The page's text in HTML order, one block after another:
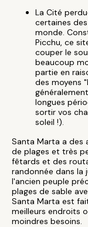
La Cité
certaines
monde.
Picchu, ce
couper le
beaucoup
partie en
des moyens
longues
sortir vos
soleil !).
Santa Marta a des
de plages et très
fêtards et des
randonnée dans la
l'ancien peuple
plages de sable
Santa Marta est
meilleurs endroits
moindres besoins.